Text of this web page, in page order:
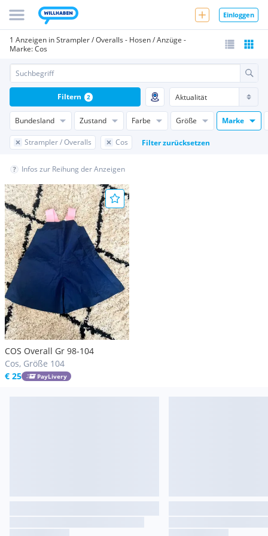
Einloggen
1 Anzeigen in Strampler / Overalls - Hosen / Anzüge -
Marke: Cos
Bundesland Zustand Farbe Größe Marke
Strampler / Overalls Cos Filter zurücksetzen
Filtern 2
Infos zur Reihung der Anzeigen
COS Overall Gr 98-104
Cos, Größe 104
€ 25
PayLivery